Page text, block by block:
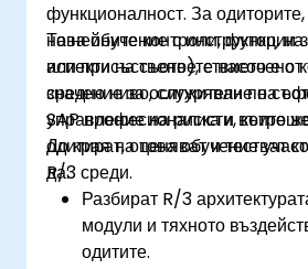
функционалност. За
на нейните контроли, функции
аспекти на съответствието е
значение за осигуряване на
управление на риска и
Това обучение с инструктор,
или присъствено), е насочено
средно ниво, служители по
SAP професионалисти, които
одитират, оценяват и тестват
R/3 среди.
До края на това обучение
да:
Разбират R/3
модули и тяхното
одитите.